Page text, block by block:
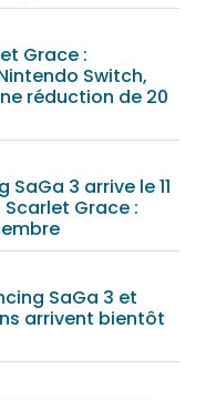
Grace :
Switch,
réduction de 20
SaGa 3 arrive le 11
Grace :
SaGa 3 et
arrivent bientôt